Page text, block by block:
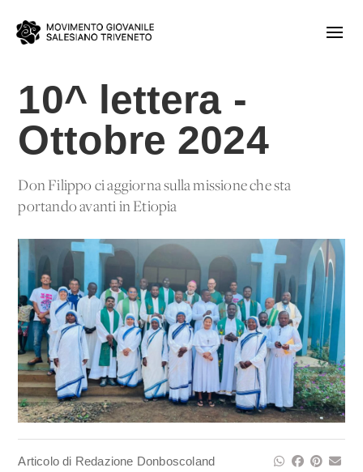
10^ lettera -
Ottobre 2024
Don Filippo ci aggiorna sulla missione che sta
portando avanti in Etiopia
Articolo di Redazione Donboscoland